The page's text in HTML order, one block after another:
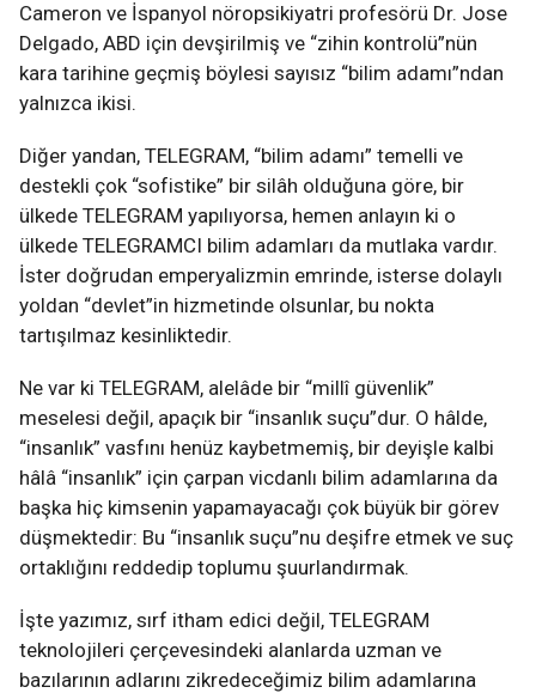
Cameron ve İspanyol nöropsikiyatri profesörü Dr. Jose
Delgado, ABD için devşirilmiş ve “zihin kontrolü”nün
kara tarihine geçmiş böylesi sayısız “bilim adamı”ndan
yalnızca ikisi.
Diğer yandan, TELEGRAM, “bilim adamı” temelli ve
destekli çok “sofistike” bir silâh olduğuna göre, bir
ülkede TELEGRAM yapılıyorsa, hemen anlayın ki o
ülkede TELEGRAMCI bilim adamları da mutlaka vardır.
İster doğrudan emperyalizmin emrinde, isterse dolaylı
yoldan “devlet”in hizmetinde olsunlar, bu nokta
tartışılmaz kesinliktedir.
Ne var ki TELEGRAM, alelâde bir “millî güvenlik”
meselesi değil, apaçık bir “insanlık suçu”dur. O hâlde,
“insanlık” vasfını henüz kaybetmemiş, bir deyişle kalbi
hâlâ “insanlık” için çarpan vicdanlı bilim adamlarına da
başka hiç kimsenin yapamayacağı çok büyük bir görev
düşmektedir: Bu “insanlık suçu”nu deşifre etmek ve suç
ortaklığını reddedip toplumu şuurlandırmak.
İşte yazımız, sırf itham edici değil, TELEGRAM
teknolojileri çerçevesindeki alanlarda uzman ve
bazılarının adlarını zikredeceğimiz bilim adamlarına